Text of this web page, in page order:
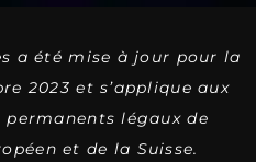
a été mise à jour pour la
2023 et s’applique aux
légaux de
et de la Suisse.